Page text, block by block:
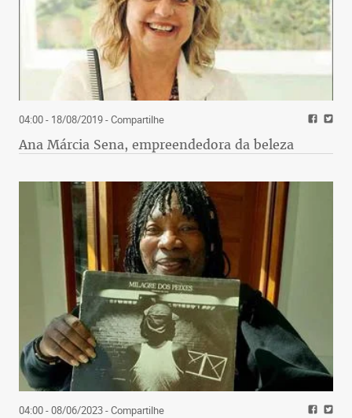
04:00 - 18/08/2019- Compartilhe
Ana Márcia Sena, empreendedora da beleza
04:00 - 08/06/2023- Compartilhe